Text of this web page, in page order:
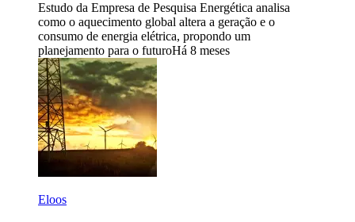
Estudo da Empresa de Pesquisa Energética analisa
como o aquecimento global altera a geração e o
consumo de energia elétrica, propondo um
planejamento para o futuroHá 8 meses
Eloos